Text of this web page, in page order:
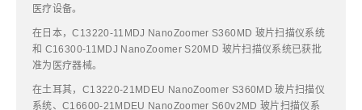
医疗设备。
在日本，C13220-11MDJ NanoZoomer S360MD 玻片扫描仪系统
和 C16300-11MDJ NanoZoomer S20MD 玻片扫描仪系统已获批
准为医疗器械。
在土耳其，C13220-21MDEU NanoZoomer S360MD 玻片扫描仪
系统、C16600-21MDEU NanoZoomer S60v2MD 玻片扫描仪系